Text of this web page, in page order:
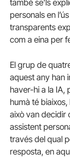
també se’ls
personals en
transparents
com a eina per
El grup de
aquest any han
haver-hi a la IA,
humà té
això van decidir
assistent
través del qual
resposta, en